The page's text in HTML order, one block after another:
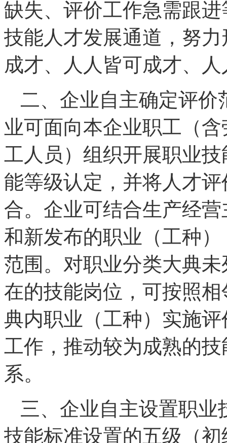
缺失、评价工作急需跟
技能人才发展通道，努
成才、人人皆可成才、
二、企业自主确定评价
业可面向本企业职工（
工人员）组织开展职业
能等级认定，并将人才
合。企业可结合生产经
和新发布的职业（工种
范围。对职业分类大典
在的技能岗位，可按照
典内职业（工种）实施
工作，推动较为成熟的
系。
三、企业自主设置职
技能标准设置的五级（